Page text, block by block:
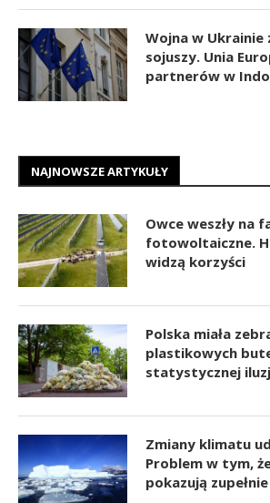
Wojna w Ukrainie
sojuszy. Unia
partnerów w
NAJNOWSZE ARTYKUŁY
Owce weszły na
fotowoltaiczne.
widzą korzyści
Polska miała
plastikowych
statystycznej
Zmiany klimatu
Problem w tym,
pokazują